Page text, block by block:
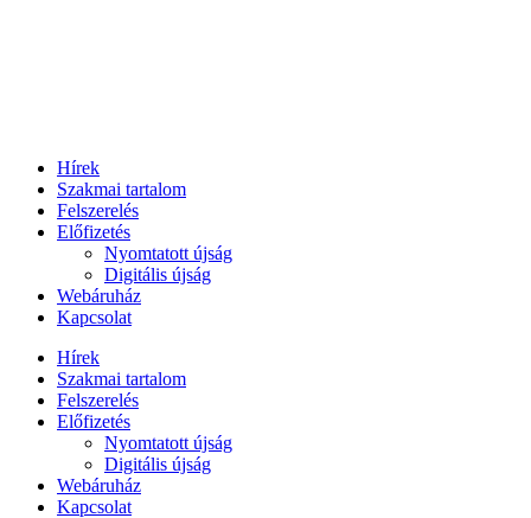
Hírek
Szakmai tartalom
Felszerelés
Előfizetés
Nyomtatott újság
Digitális újság
Webáruház
Kapcsolat
Hírek
Szakmai tartalom
Felszerelés
Előfizetés
Nyomtatott újság
Digitális újság
Webáruház
Kapcsolat